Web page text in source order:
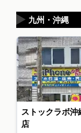
九州・沖縄
▶
ストックラボ沖
店